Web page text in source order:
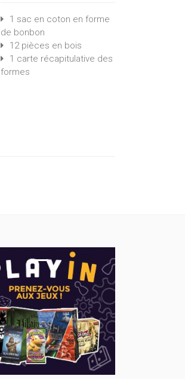
1 sac en coton en forme
de bonbon
12 pièces en bois
1 carte récapitulative des
formes